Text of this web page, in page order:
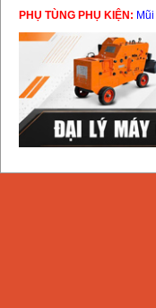
PHỤ TÙNG PHỤ KIỆN: